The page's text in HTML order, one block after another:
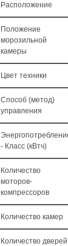
Расположение
Положение
морозильной
камеры
Цвет техники
Способ (метод)
управления
- Класс (кВтч)
Количество
моторов-
компрессоров
Количество камер
Количество дверей